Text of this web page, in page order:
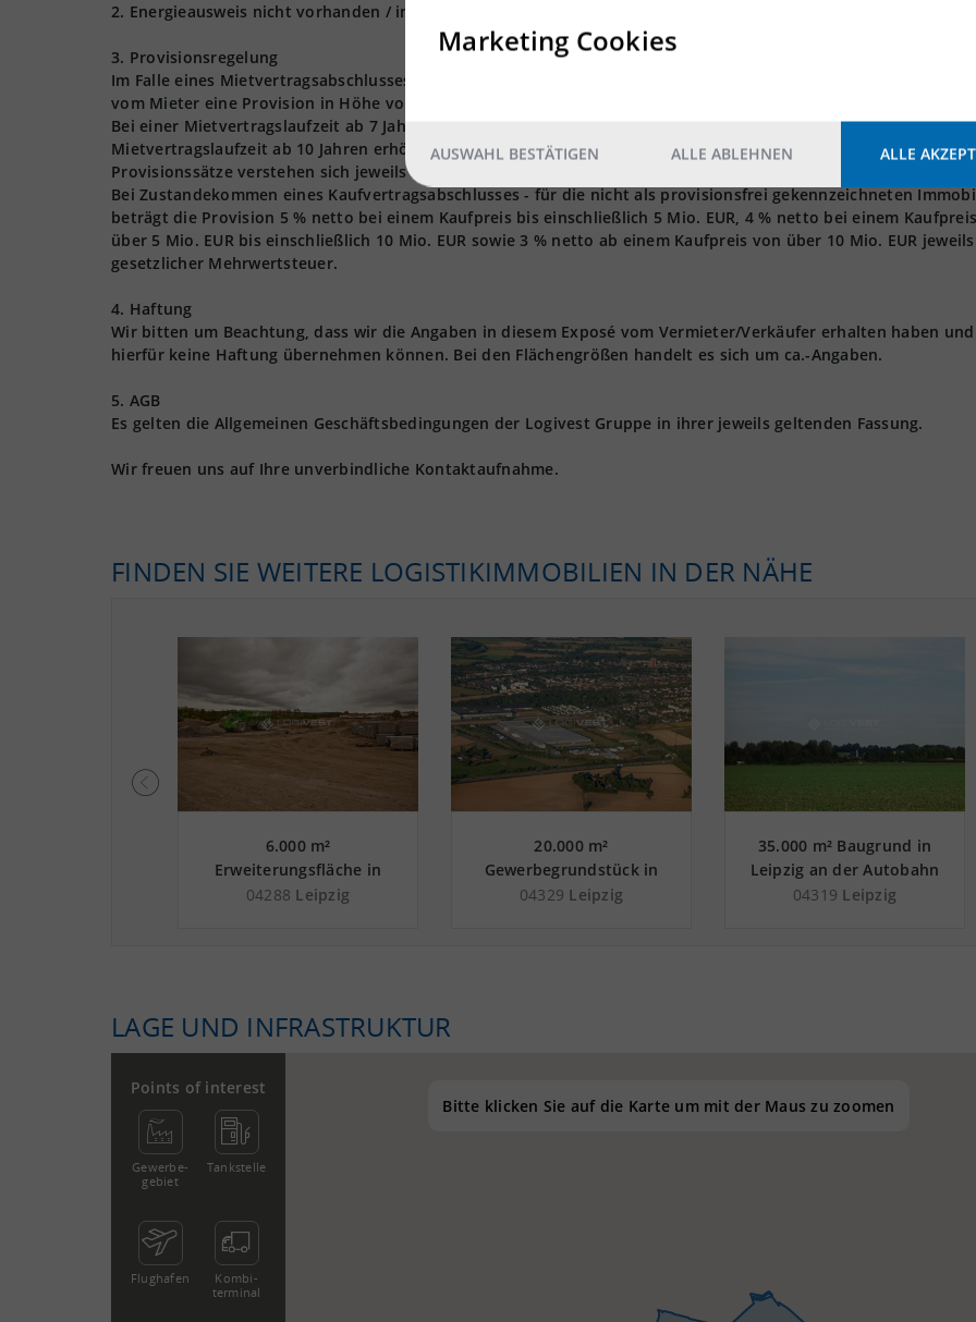
2. Energieausweis nicht vorhanden / in Bearbeitung
3. Provisionsregelung
Im Falle eines Mietvertragsabschlusses - für die nicht als provisionsfrei gekennzeichneten Immobilien -
vom Mieter eine Provision in Höhe von 3 Nettomonatsmieten zzgl. der gesetzlichen MwSt.
Bei einer Mietvertragslaufzeit ab 7 Jahren erhöht sich die Provision auf 3,5 Nettomonatsmieten. Bei einer
Mietvertragslaufzeit ab 10 Jahren erhöht sich die Provision auf 4,0 Nettomonatsmieten. Die vorgenannten
Provisionssätze verstehen sich jeweils zzgl. der gesetzlichen Mehrwertsteuer.
Bei Zustandekommen eines Kaufvertragsabschlusses - für die nicht als provisionsfrei gekennzeichneten
beträgt die Provision 5 % netto bei einem Kaufpreis bis einschließlich 5 Mio. EUR, 4 % netto bei einem
über 5 Mio. EUR bis einschließlich 10 Mio. EUR sowie 3 % netto ab einem Kaufpreis von über 10 Mio. EUR
gesetzlicher Mehrwertsteuer.
4. Haftung
Wir bitten um Beachtung, dass wir die Angaben in diesem Exposé vom Vermieter/Verkäufer erhalten haben und
hierfür keine Haftung übernehmen können. Bei den Flächengrößen handelt es sich um ca.-Angaben.
5. AGB
Es gelten die Allgemeinen Geschäftsbedingungen der Logivest Gruppe in ihrer jeweils geltenden Fassung.
Wir freuen uns auf Ihre unverbindliche Kontaktaufnahme.
FINDEN SIE WEITERE LOGISTIKIMMOBILIEN IN DER NÄHE
6.000 m²
Erweiterungsfläche in
Leipzig an der Autobahn
04288 Leipzig
20.000 m²
Gewerbegrundstück in
Leipzig an der Autobahn
04329 Leipzig
35.000 m² Baugrund in
Leipzig an der Autobahn
A 14
04319 Leipzig
LAGE UND INFRASTRUKTUR
Bitte klicken Sie auf die Karte um mit der Maus zu zoomen
Points of interest
Gewerbe­
gebiet
Tankstelle
Flughafen
Kombi­
terminal
Marketing Cookies
AUSWAHL BESTÄTIGEN ALLE ABLEHNEN ALLE